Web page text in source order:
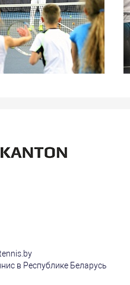
в Республике Беларусь